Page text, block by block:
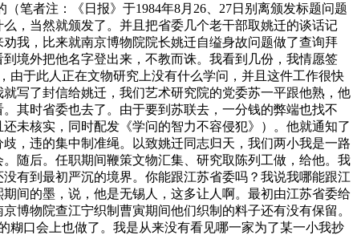
笔者注：《日报》于1984年8月26、27日别离颁发标题问题
，当然就颁发了。并且把省委几个老干部取姚迁的谈话记
我，比来就南京博物院院长姚迁自缢身故问题做了查询拜
境外把他名字登出来，不教而诛。我看到几份，我情愿签
由于此人正在文物研究上没有什么学问，并且这件工作很快
写了封信给姚迁，我们艺术研究院的党委苏一平跟他熟，他
其时省委也去了。由于要到苏联去，一分钱的弊端也找不
未核实，同时配发《学问的智力不容侵犯》）。他就通知了
，违的集中制准绳。以致姚迁同志归天，我们两小我是一路
随后。任职期间鞭策文物汇集、研究取陈列工做，给他。我
有到最初严沉的境界。你能跟江苏省委吗？我说我哪能跟江
间的墨，说，他是无锡人，这多让人啊。最初由江苏省委给
博物院查江宁织制曹寅期间他们织制的料子还有没有保留。
糊口会上也做了。我是从来没有看见哪一家为了某一小我抄